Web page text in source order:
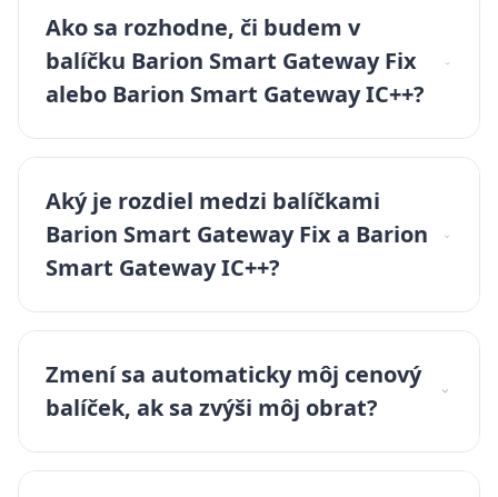
Ako sa rozhodne, či budem v
balíčku Barion Smart Gateway Fix
alebo Barion Smart Gateway IC++?
Aký je rozdiel medzi balíčkami
Barion Smart Gateway Fix a Barion
Smart Gateway IC++?
Zmení sa automaticky môj cenový
balíček, ak sa zvýši môj obrat?